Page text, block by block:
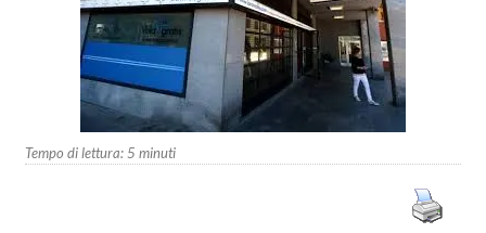
Tempo di lettura: 5 minuti